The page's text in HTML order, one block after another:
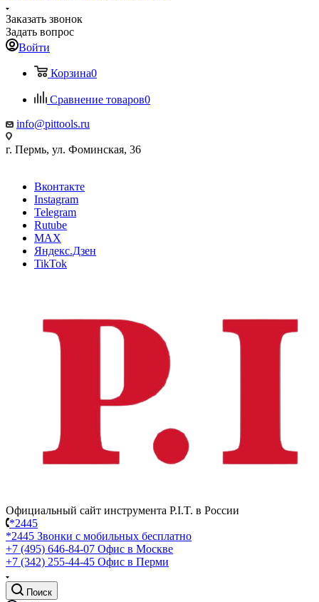
Заказать звонок
Задать вопрос
Войти
Корзина0
Сравнение товаров0
info@pittools.ru
г. Пермь, ул. Фоминская, 36
Вконтакте
Instagram
Telegram
Rutube
MAX
Яндекс.Дзен
TikTok
Официальный сайт инструмента P.I.T. в России
*2445
*2445 Звонки с мобильных бесплатно
+7 (495) 646-84-07 Офис в Москве
+7 (342) 255-44-45 Офис в Перми
Поиск